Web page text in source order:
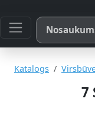
Meklēt pēc
Katalogs
7